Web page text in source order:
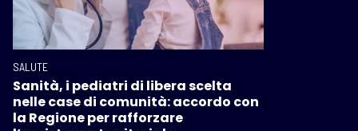
SALUTE
Sanità, i pediatri di libera scelta
nelle case di comunità: accordo con
la Regione per rafforzare